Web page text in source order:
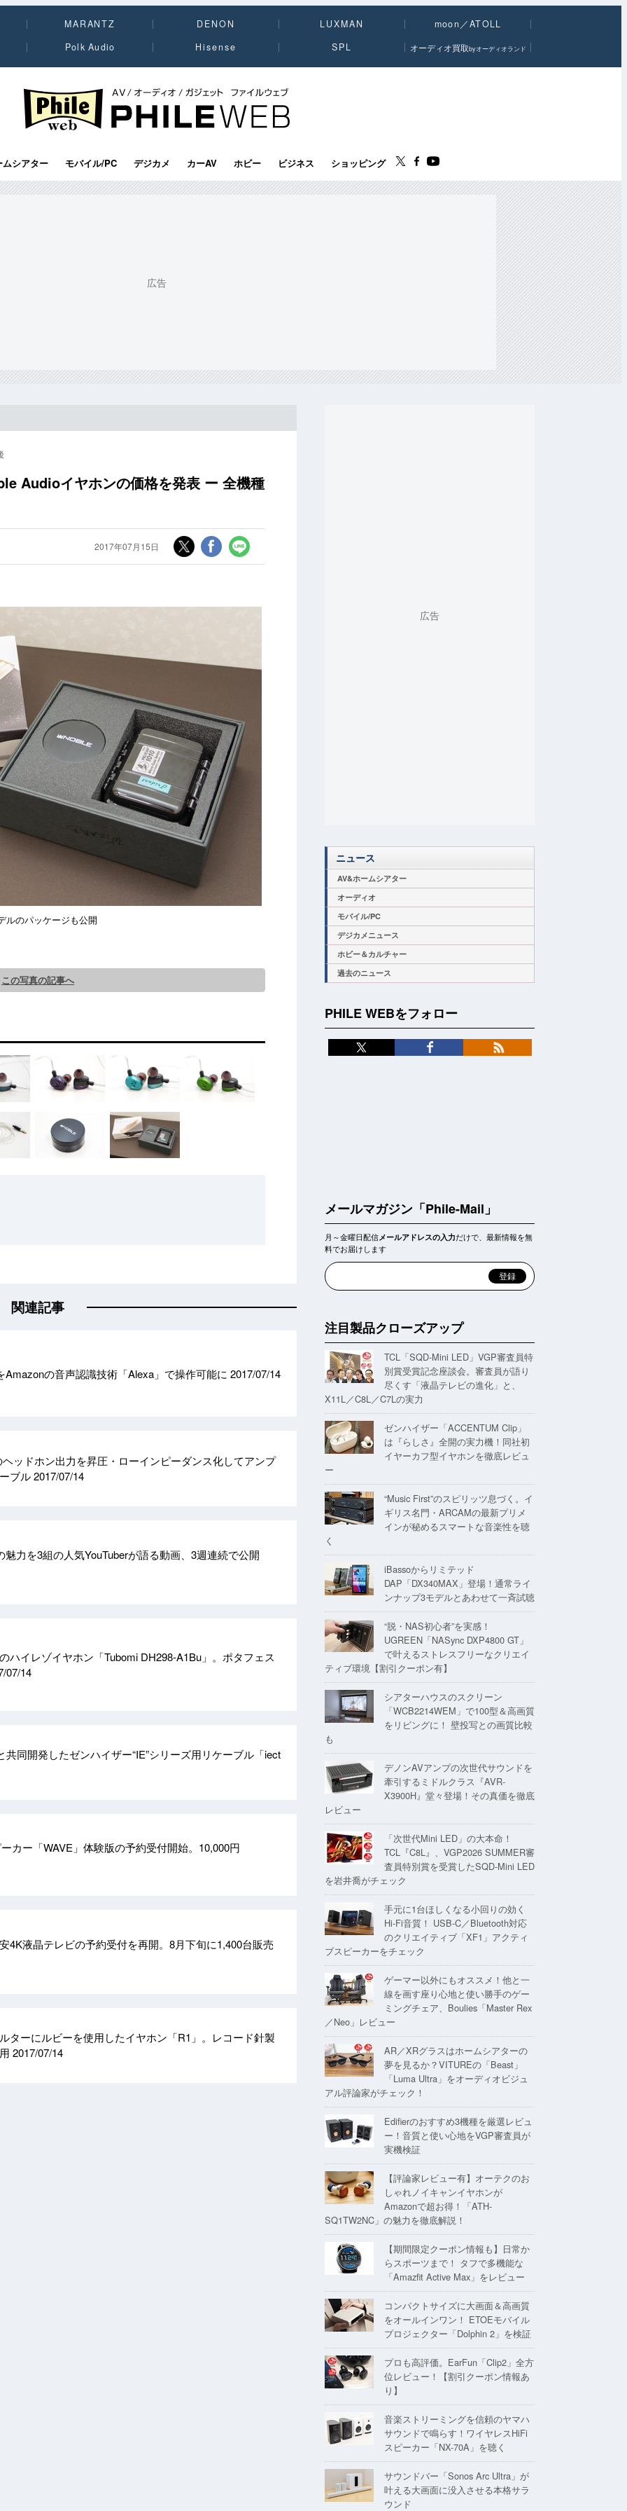
MARANTZ DENON LUXMAN
moon／ATOLL
Polk Audio
Hisense SPL オーディオ買取byオーディオランド
PHILE WEB｜AV/オーディオ/ガジェット
ムシアター モバイル/PC デジカメ カーAV ホビー ビジネス ショッピング
Audioイヤホンの価格を発表 ー 全機種
2017年07月15日
ルのパッケージも公開
この写真の記事へ
関連記事
Amazonの音声認識技術「Alexa」で操作可能に 2017/07/14
ッドホン出力を昇圧・ローインピーダンス化してアンプ
ブル2017/07/14
魅力を3組の人気YouTuberが語る動画、3週連続で公開
ハイレゾイヤホン「Tubomi DH298-A1Bu」。ポタフェス
07/14
同開発したゼンハイザー“IE”シリーズ用リケーブル「iect
カー「WAVE」体験版の予約受付開始。10,000円
4K液晶テレビの予約受付を再開。8月下旬に1,400台販売
ターにルビーを使用したイヤホン「R1」。レコード針製
2017/07/14
ニュース
AV&ホームシアター
オーディオ
モバイル/PC
デジカメニュース
ホビー＆カルチャー
過去のニュース
PHILE WEBをフォロー
メールマガジン「Phile-Mail」
月～金曜日配信メールアドレスの入力だけで、最新情報を無
料でお届けします
注目製品クローズアップ
TCL「SQD-Mini LED」VGP審査員特
別賞受賞記念座談会。審査員が語り
尽くす「液晶テレビの進化」と、
X11L／C8L／C7Lの実力
ゼンハイザー「ACCENTUM Clip」
は『らしさ』全開の実力機！同社初
イヤーカフ型イヤホンを徹底レビュ
ー
“Music First”のスピリッツ息づく。イ
ギリス名門・ARCAMの最新プリメ
インが秘めるスマートな音楽性を聴
く
iBassoからリミテッド
DAP「DX340MAX」登場！通常ライ
ンナップ3モデルとあわせて一斉試聴
“脱・NAS初心者”を実感！
UGREEN「NASync DXP4800 GT」
で叶えるストレスフリーなクリエイ
ティブ環境【割引クーポン有】
シアターハウスのスクリーン
「WCB2214WEM」で100型＆高画質
をリビングに！ 壁投写との画質比較
も
デノンAVアンプの次世代サウンドを
牽引するミドルクラス『AVR-
X3900H』堂々登場！その真価を徹底
レビュー
「次世代Mini LED」の大本命！
TCL『C8L』、VGP2026 SUMMER審
査員特別賞を受賞したSQD-Mini LED
を岩井喬がチェック
手元に1台ほしくなる小回りの効く
Hi-Fi音質！ USB-C／Bluetooth対応
のクリエイティブ「XF1」アクティ
ブスピーカーをチェック
ゲーマー以外にもオススメ！他と一
線を画す座り心地と使い勝手のゲー
ミングチェア、Boulies「Master Rex
／Neo」レビュー
AR／XRグラスはホームシアターの
夢を見るか？VITUREの「Beast」
「Luma Ultra」をオーディオビジュ
アル評論家がチェック！
Edifierのおすすめ3機種を厳選レビュ
ー！音質と使い心地をVGP審査員が
実機検証
【評論家レビュー有】オーテクのお
しゃれノイキャンイヤホンが
Amazonで超お得！「ATH-
SQ1TW2NC」の魅力を徹底解説！
【期間限定クーポン情報も】日常か
らスポーツまで！ タフで多機能な
「Amazfit Active Max」をレビュー
コンパクトサイズに大画面＆高画質
をオールインワン！ ETOEモバイル
プロジェクター「Dolphin 2」を検証
プロも高評価。EarFun「Clip2」全方
位レビュー！【割引クーポン情報あ
り】
音楽ストリーミングを信頼のヤマハ
サウンドで鳴らす！ワイヤレスHiFi
スピーカー「NX-70A」を聴く
サウンドバー「Sonos Arc Ultra」が
叶える大画面に没入させる本格サラ
ウンド